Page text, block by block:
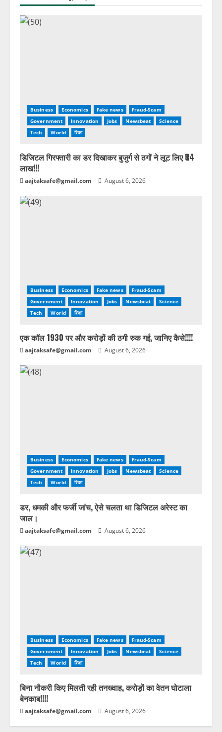
Business Economics Fake news
Fraud-Scam
Government
Innovation Jobs Newsbeat
Science
Tech
World शिक्षा
डिजिटल गिरफ्तारी का डर दिखाकर बुजुर्ग से ठगों ने लूट लिए ₹34
लाख!!!
aajtaksafe@gmail.com August 6, 2026
Business Economics Fake news
Fraud-Scam
Government
Innovation Jobs Newsbeat
Science
Tech
World शिक्षा
एक कॉल 1930 पर और करोड़ों की ठगी रुक गई, जानिए कैसे!!!!
aajtaksafe@gmail.com August 6, 2026
Business Economics Fake news
Fraud-Scam
Government
Innovation Jobs Newsbeat
Science
Tech
World शिक्षा
डर, धमकी और फर्जी जांच, ऐसे चलता था डिजिटल अरेस्ट का
जाल।
aajtaksafe@gmail.com August 6, 2026
Business Economics Fake news
Fraud-Scam
Government
Innovation Jobs Newsbeat
Science
Tech
World शिक्षा
बिना नौकरी किए मिलती रही तनख्वाह, करोड़ों का वेतन घोटाला
बेनकाब!!!!
aajtaksafe@gmail.com August 6, 2026